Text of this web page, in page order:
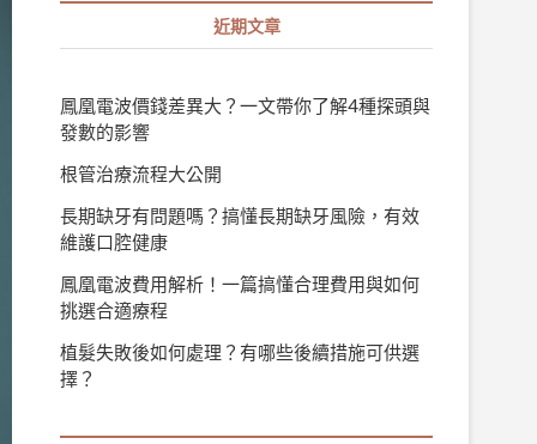
近期文章
鳳凰電波價錢差異大？一文帶你了解4種探頭與
發數的影響
根管治療流程大公開
長期缺牙有問題嗎？搞懂長期缺牙風險，有效
維護口腔健康
鳳凰電波費用解析！一篇搞懂合理費用與如何
挑選合適療程
植髮失敗後如何處理？有哪些後續措施可供選
擇？